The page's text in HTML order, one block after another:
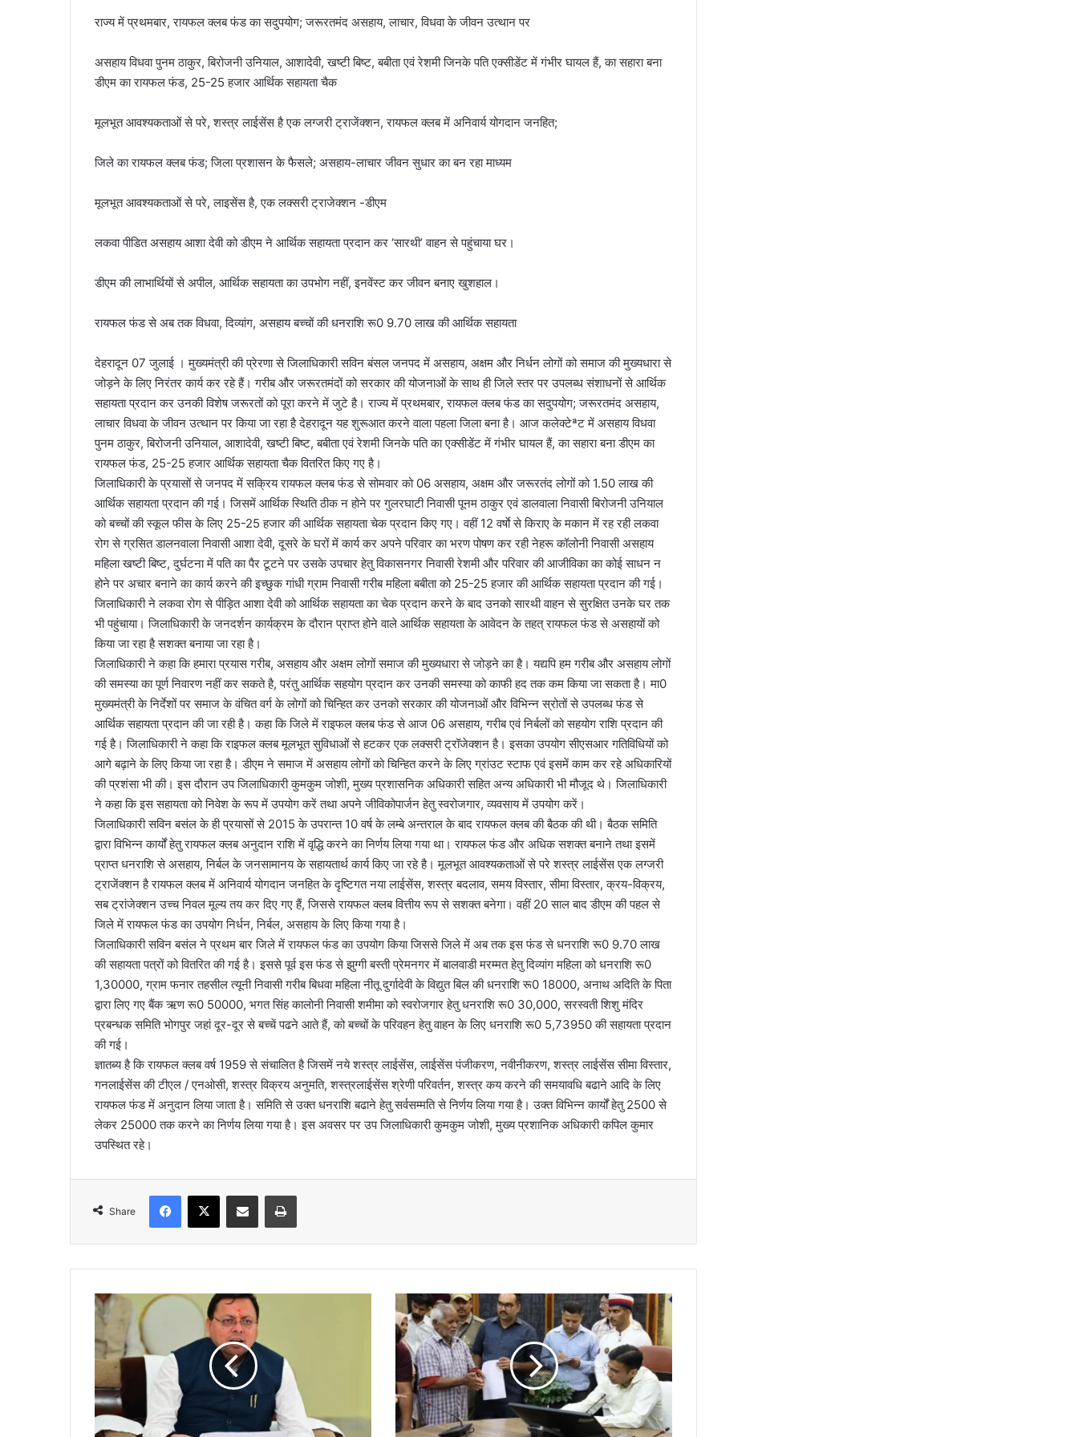
राज्य में प्रथमबार, रायफल क्लब फंड का सदुपयोग; जरूरतमंद असहाय, लाचार, विधवा के जीवन उत्थान पर
असहाय विधवा पुनम ठाकुर, बिरोजनी उनियाल, आशादेवी, खष्टी बिष्ट, बबीता एवं रेशमी जिनके पति एक्सीडेंट में गंभीर घायल हैं, का सहारा बना
डीएम का रायफल फंड, 25-25 हजार आर्थिक सहायता चैक
मूलभूत आवश्यकताओं से परे, शस्त्र लाईसेंस है एक लग्जरी ट्राजेंक्शन, रायफल क्लब में अनिवार्य योगदान जनहित;
जिले का रायफल क्लब फंड; जिला प्रशासन के फैसले; असहाय-लाचार जीवन सुधार का बन रहा माध्यम
मूलभूत आवश्यकताओं से परे, लाइसेंस है, एक लक्सरी ट्राजेक्शन -डीएम
लकवा पीडित असहाय आशा देवी को डीएम ने आर्थिक सहायता प्रदान कर ‘सारथी’ वाहन से पहुंचाया घर।
डीएम की लाभार्थियों से अपील, आर्थिक सहायता का उपभोग नहीं, इनवेंस्ट कर जीवन बनाए खुशहाल।
रायफल फंड से अब तक विधवा, दिव्यांग, असहाय बच्चों की धनराशि रू0 9.70 लाख की आर्थिक सहायता
देहरादून 07 जुलाई । मुख्यमंत्री की प्रेरणा से जिलाधिकारी सविन बंसल जनपद में असहाय, अक्षम और निर्धन लोगों को समाज की मुख्यधारा से
जोड़ने के लिए निरंतर कार्य कर रहे हैं। गरीब और जरूरतमंदों को सरकार की योजनाओं के साथ ही जिले स्तर पर उपलब्ध संशाधनों से आर्थिक
सहायता प्रदान कर उनकी विशेष जरूरतों को पूरा करने में जुटे है। राज्य में प्रथमबार, रायफल क्लब फंड का सदुपयोग; जरूरतमंद असहाय,
लाचार विधवा के जीवन उत्थान पर किया जा रहा है देहरादून यह शुरूआत करने वाला पहला जिला बना है। आज कलेक्टेªट में असहाय विधवा
पुनम ठाकुर, बिरोजनी उनियाल, आशादेवी, खष्टी बिष्ट, बबीता एवं रेशमी जिनके पति का एक्सीडेंट में गंभीर घायल हैं, का सहारा बना डीएम का
रायफल फंड, 25-25 हजार आर्थिक सहायता चैक वितरित किए गए है।
जिलाधिकारी के प्रयासों से जनपद में सक्रिय रायफल क्लब फंड से सोमवार को 06 असहाय, अक्षम और जरूरतंद लोगों को 1.50 लाख की
आर्थिक सहायता प्रदान की गई। जिसमें आर्थिक स्थिति ठीक न होने पर गुलरघाटी निवासी पूनम ठाकुर एवं डालवाला निवासी बिरोजनी उनियाल
को बच्चों की स्कूल फीस के लिए 25-25 हजार की आर्थिक सहायता चेक प्रदान किए गए। वहीं 12 वर्षाे से किराए के मकान में रह रही लकवा
रोग से ग्रसित डालनवाला निवासी आशा देवी, दूसरे के घरों में कार्य कर अपने परिवार का भरण पोषण कर रही नेहरू कॉलोनी निवासी असहाय
महिला खष्टी बिष्ट, दुर्घटना में पति का पैर टूटने पर उसके उपचार हेतु विकासनगर निवासी रेशमी और परिवार की आजीविका का कोई साधन न
होने पर अचार बनाने का कार्य करने की इच्छुक गांधी ग्राम निवासी गरीब महिला बबीता को 25-25 हजार की आर्थिक सहायता प्रदान की गई।
जिलाधिकारी ने लकवा रोग से पीड़ित आशा देवी को आर्थिक सहायता का चेक प्रदान करने के बाद उनको सारथी वाहन से सुरक्षित उनके घर तक
भी पहुंचाया। जिलाधिकारी के जनदर्शन कार्यक्रम के दौरान प्राप्त होने वाले आर्थिक सहायता के आवेदन के तहत् रायफल फंड से असहायों को
किया जा रहा है सशक्त बनाया जा रहा है।
जिलाधिकारी ने कहा कि हमारा प्रयास गरीब, असहाय और अक्षम लोगों समाज की मुख्यधारा से जोड़ने का है। यद्यपि हम गरीब और असहाय लोगों
की समस्या का पूर्ण निवारण नहीं कर सकते है, परंतु आर्थिक सहयोग प्रदान कर उनकी समस्या को काफी हद तक कम किया जा सकता है। मा0
मुख्यमंत्री के निर्देशों पर समाज के वंचित वर्ग के लोगों को चिन्हित कर उनको सरकार की योजनाओं और विभिन्न स्रोतों से उपलब्ध फंड से
आर्थिक सहायता प्रदान की जा रही है। कहा कि जिले में राइफल क्लब फंड से आज 06 असहाय, गरीब एवं निर्बलों को सहयोग राशि प्रदान की
गई है। जिलाधिकारी ने कहा कि राइफल क्लब मूलभूत सुविधाओं से हटकर एक लक्सरी ट्रॉजेक्शन है। इसका उपयोग सीएसआर गतिविधियों को
आगे बढ़ाने के लिए किया जा रहा है। डीएम ने समाज में असहाय लोगों को चिन्हित करने के लिए ग्रांउट स्टाफ एवं इसमें काम कर रहे अधिकारियों
की प्रशंसा भी की। इस दौरान उप जिलाधिकारी कुमकुम जोशी, मुख्य प्रशासनिक अधिकारी सहित अन्य अधिकारी भी मौजूद थे। जिलाधिकारी
ने कहा कि इस सहायता को निवेश के रूप में उपयोग करें तथा अपने जीविकोपार्जन हेतु स्वरोजगार, व्यवसाय में उपयोग करें।
जिलाधिकारी सविन बसंल के ही प्रयासों से 2015 के उपरान्त 10 वर्ष के लम्बे अन्तराल के बाद रायफल क्लब की बैठक की थी। बैठक समिति
द्वारा विभिन्न कार्यों हेतु रायफल क्लब अनुदान राशि में वृद्धि करने का निर्णय लिया गया था। रायफल फंड और अधिक सशक्त बनाने तथा इसमें
प्राप्त धनराशि से असहाय, निर्बल के जनसामानय के सहायतार्थ कार्य किए जा रहे है। मूलभूत आवश्यकताओं से परे शस्त्र लाईसेंस एक लग्जरी
ट्राजेंक्शन है रायफल क्लब में अनिवार्य योगदान जनहित के दृष्टिगत नया लाईसेंस, शस्त्र बदलाव, समय विस्तार, सीमा विस्तार, क्रय-विक्रय,
सब ट्रांजेक्शन उच्च निवल मूल्य तय कर दिए गए हैं, जिससे रायफल क्लब वित्तीय रूप से सशक्त बनेगा। वहीं 20 साल बाद डीएम की पहल से
जिले में रायफल फंड का उपयोग निर्धन, निर्बल, असहाय के लिए किया गया है।
जिलाधिकारी सविन बसंल ने प्रथम बार जिले में रायफल फंड का उपयोग किया जिससे जिले में अब तक इस फंड से धनराशि रू0 9.70 लाख
की सहायता पत्रों को वितरित की गई है। इससे पूर्व इस फंड से झुग्गी बस्ती प्रेमनगर में बालवाडी मरम्मत हेतु दिव्यांग महिला को धनराशि रू0
1,30000, ग्राम फनार तहसील त्यूनी निवासी गरीब बिधवा महिला नीतू दुर्गादेवी के विद्युत बिल की धनराशि रू0 18000, अनाथ अदिति के पिता
द्वारा लिए गए बैंक ऋण रू0 50000, भगत सिंह कालोनी निवासी शमीमा को स्वरोजगार हेतु धनराशि रू0 30,000, सरस्वती शिशु मंदिर
प्रबन्धक समिति भोगपुर जहां दूर-दूर से बच्चें पढने आते हैं, को बच्चों के परिवहन हेतु वाहन के लिए धनराशि रू0 5,73950 की सहायता प्रदान
की गई।
ज्ञातब्य है कि रायफल क्लब वर्ष 1959 से संचालित है जिसमें नये शस्त्र लाईसेंस, लाईसेंस पंजीकरण, नवीनीकरण, शस्त्र लाईसेंस सीमा विस्तार,
गनलाईसेंस की टीएल / एनओसी, शस्त्र विक्रय अनुमति, शस्त्रलाईसेंस श्रेणी परिवर्तन, शस्त्र कय करने की समयावधि बढाने आदि के लिए
रायफल फंड में अनुदान लिया जाता है। समिति से उक्त धनराशि बढाने हेतु सर्वसम्मति से निर्णय लिया गया है। उक्त विभिन्न कार्यों हेतु 2500 से
लेकर 25000 तक करने का निर्णय लिया गया है। इस अवसर पर उप जिलाधिकारी कुमकुम जोशी, मुख्य प्रशानिक अधिकारी कपिल कुमार
उपस्थित रहे।
Share
प
र्य
ट
ब
ढ़ा
वा
ख्य
मं
त्री
ज
न
नी